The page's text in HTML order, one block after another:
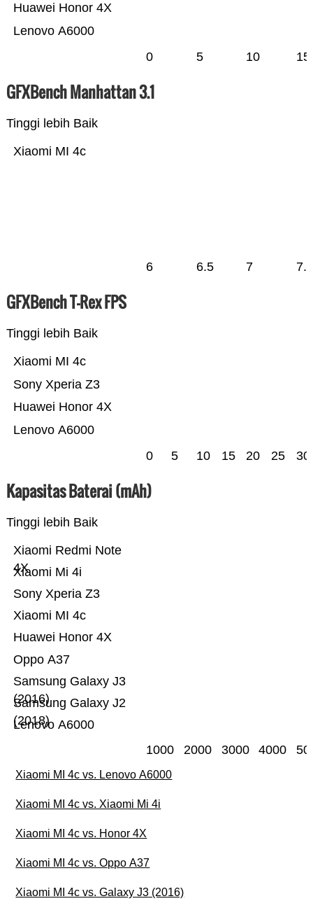
Lenovo A6000
Huawei Honor 4X
0 5 10 15
GFXBench Manhattan 3.1
Tinggi lebih Baik
Xiaomi MI 4c
6 6.5 7 7.5
GFXBench T-Rex FPS
Tinggi lebih Baik
Lenovo A6000
Huawei Honor 4X
Sony Xperia Z3
Xiaomi MI 4c
0 5 10 15 20 25 30
Kapasitas Baterai (mAh)
Tinggi lebih Baik
Lenovo A6000
Samsung Galaxy J2
(2018)
Samsung Galaxy J3
(2016)
Oppo A37
Huawei Honor 4X
Xiaomi MI 4c
Sony Xperia Z3
Xiaomi Mi 4i
Xiaomi Redmi Note
4X
1000 2000 3000 4000
Xiaomi MI 4c vs. Lenovo A6000
Xiaomi MI 4c vs. Xiaomi Mi 4i
Xiaomi MI 4c vs. Honor 4X
Xiaomi MI 4c vs. Oppo A37
Xiaomi MI 4c vs. Galaxy J3 (2016)